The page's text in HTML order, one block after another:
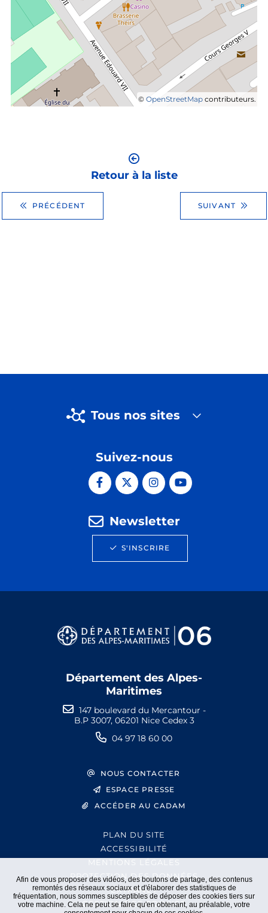
Afin de vous proposer des vidéos, des boutons de partage, des contenus
remontés des réseaux sociaux et d'élaborer des statistiques de
fréquentation, nous sommes susceptibles de déposer des cookies tiers sur
votre machine. Cela ne peut se faire qu'en obtenant, au préalable, votre
© OpenStreetMap contributeurs.
PRÉCÉDENT
Retour à la liste
SUIVANT
Tous nos sites
Suivez-nous
Newsletter
S'INSCRIRE
Département des Alpes-
Maritimes
147 boulevard du Mercantour -
B.P 3007, 06201 Nice Cedex 3
04 97 18 60 00
NOUS CONTACTER
ESPACE PRESSE
ACCÉDER AU CADAM
PLAN DU SITE
ACCESSIBILITÉ
MENTIONS LÉGALES
PROTECTION DES DONNÉES
EXTRANET
GESTION DES COOKIES